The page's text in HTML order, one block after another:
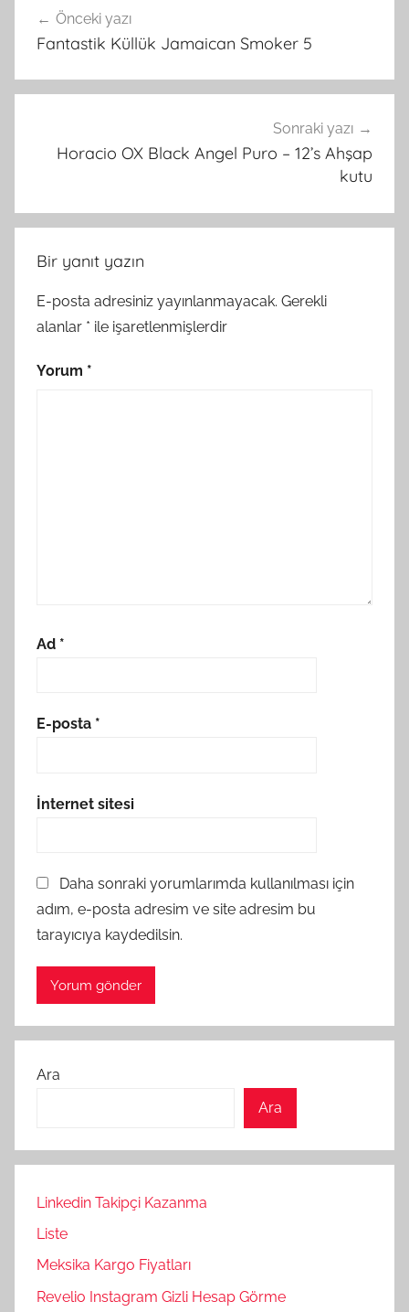
gezinmesi
Önceki yazı
Fantastik Küllük Jamaican Smoker 5
Sonraki yazı
Horacio OX Black Angel Puro – 12’s Ahşap
kutu
Bir yanıt yazın
E-posta adresiniz yayınlanmayacak. Gerekli
alanlar * ile işaretlenmişlerdir
Yorum *
Ad *
E-posta *
İnternet sitesi
Daha sonraki yorumlarımda kullanılması için
adım, e-posta adresim ve site adresim bu
tarayıcıya kaydedilsin.
Ara
Ara
Linkedin Takipçi Kazanma
Liste
Meksika Kargo Fiyatları
Revelio Instagram Gizli Hesap Görme